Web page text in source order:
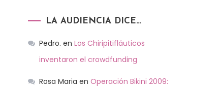
LA AUDIENCIA DICE…
Pedro. en Los Chiripitifláuticos
inventaron el crowdfunding
Rosa Maria en Operación Bikini 2009: